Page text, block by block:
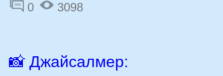
0
3098
📸 Джайсалмер: